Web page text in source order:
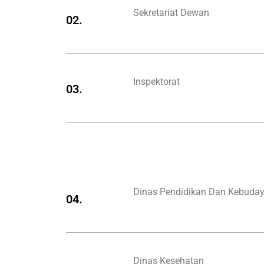
02.
Sekretariat Dewan
03.
Inspektorat
04.
Dinas Pendidikan Dan
Dinas Kesehatan